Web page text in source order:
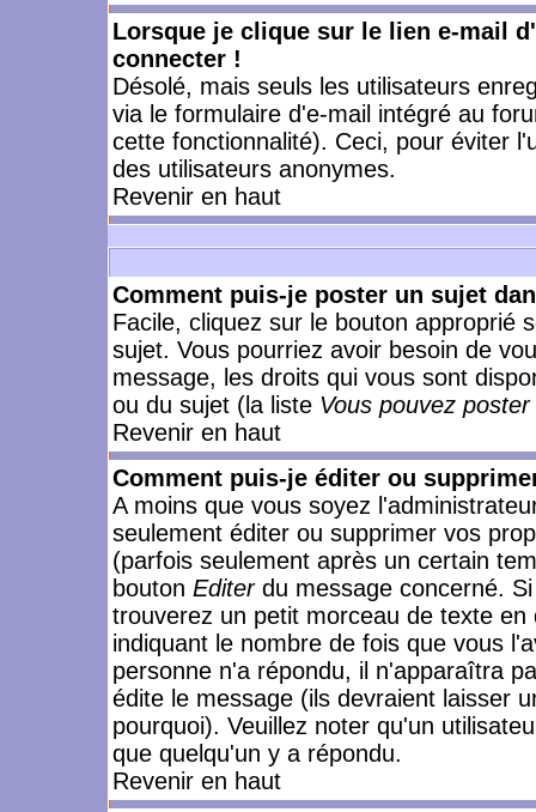
Lorsque je clique sur le lien e-mail
connecter !
Désolé, mais seuls les utilisateurs
via le formulaire d'e-mail intégré au
cette fonctionnalité). Ceci, pour éviter
des utilisateurs anonymes.
Revenir en haut
Comment puis-je poster un sujet
Facile, cliquez sur le bouton approprié
sujet. Vous pourriez avoir besoin de
message, les droits qui vous sont
ou du sujet (la liste Vous pouvez
Revenir en haut
Comment puis-je éditer ou
A moins que vous soyez
seulement éditer ou supprimer vos
(parfois seulement après un certain
bouton Editerdu message concerné.
trouverez un petit morceau de texte
indiquant le nombre de fois que vous
personne n'a répondu, il n'apparaîtra
édite le message (ils devraient laisser
pourquoi). Veuillez noter qu'un
que quelqu'un y a répondu.
Revenir en haut